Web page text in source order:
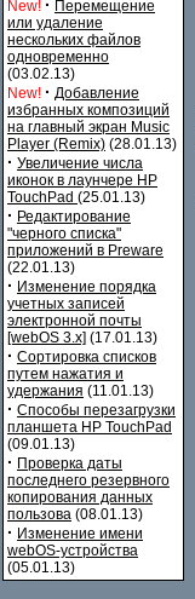
New! · Перемещение
или удаление
нескольких файлов
одновременно
(03.02.13)
New! · Добавление
избранных композиций
на главный экран Music
Player (Remix) (28.01.13)
· Увеличение числа
иконок в лаунчере HP
TouchPad (25.01.13)
· Редактирование
"черного списка"
приложений в Preware
(22.01.13)
· Изменение порядка
учетных записей
электронной почты
[webOS 3.x] (17.01.13)
· Сортировка списков
путем нажатия и
удержания (11.01.13)
· Способы перезагрузки
планшета HP TouchPad
(09.01.13)
· Проверка даты
последнего резервного
копирования данных
пользова (08.01.13)
· Изменение имени
webOS-устройства
(05.01.13)